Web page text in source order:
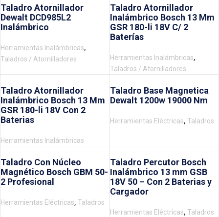
Taladro Atornillador
Dewalt DCD985L2
Inalámbrico
Herramientas Inalámbricas,
Taladros / Atornilladores
Taladro Atornillador
Inalámbrico Bosch 13 Mm
GSR 180-li 18V C/ 2
Baterías
Herramientas Inalámbricas,
Taladros / Atornilladores
Taladro Atornillador
Inalámbrico Bosch 13 Mm
GSR 180-li 18V Con 2
Baterias
Herramientas Inalámbricas
Taladro Base Magnetica
Dewalt 1200w 19000 Nm
Herramientas Eléctricas, Taladros
Taladro Con Núcleo
Magnético Bosch GBM 50-
2 Profesional
Herramientas Eléctricas, Taladros
Taladro Percutor Bosch
Inalámbrico 13 mm GSB
18V 50 – Con 2 Baterias y
Cargador
Herramientas Eléctricas, Taladros